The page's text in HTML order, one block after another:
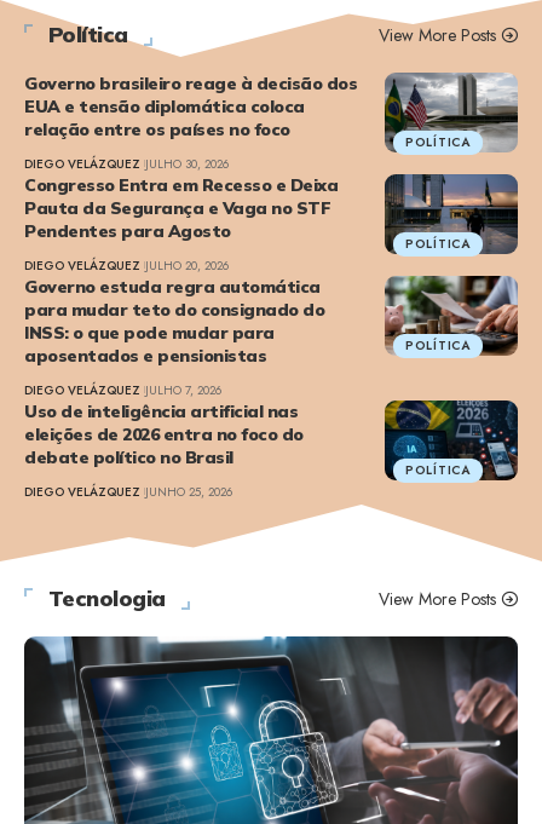
Política View More Posts
POLÍTICA
Governo brasileiro reage à decisão dos
EUA e tensão diplomática coloca
relação entre os países no foco
DIEGO VELÁZQUEZ JULHO 30, 2026
POLÍTICA
Congresso Entra em Recesso e Deixa
Pauta da Segurança e Vaga no STF
Pendentes para Agosto
DIEGO VELÁZQUEZ JULHO 20, 2026
POLÍTICA
Governo estuda regra automática
para mudar teto do consignado do
INSS: o que pode mudar para
aposentados e pensionistas
DIEGO VELÁZQUEZ JULHO 7, 2026
POLÍTICA
Uso de inteligência artificial nas
eleições de 2026 entra no foco do
debate político no Brasil
DIEGO VELÁZQUEZ JUNHO 25, 2026
Tecnologia View More Posts